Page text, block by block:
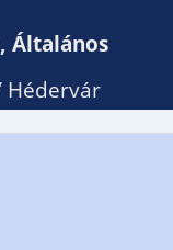
Általános
Hédervár